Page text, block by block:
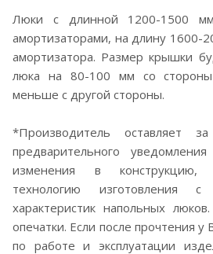
Люки с длинной 1200-1500 мм
амортизаторами, на длину 1600-
амортизатора. Размер крышки
люка на 80-100 мм со
меньше с другой стороны.
*Производитель оставляет
предварительного
изменения в конструкцию,
технологию изготовления
характеристик напольных
опечатки. Если после прочтения у
по работе и эксплуатации